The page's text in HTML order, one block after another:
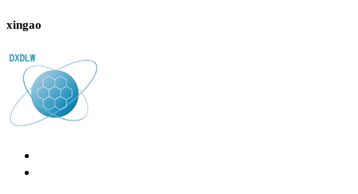
xingao